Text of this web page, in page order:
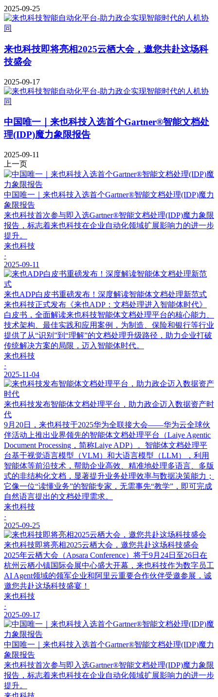
2025-09-25
来也科技即将亮相2025云栖大会，邀您共赴这场科
技盛会
2025-09-17
中国唯一｜来也科技入选首个Gartner®智能文档处
理(IDP)魔力象限报告
2025-09-11
上一页
中国唯一｜来也科技入选首个Gartner®智能文档处理(IDP)魔力
象限报告
来也科技首次参与即入选Gartner®智能文档处理(IDP)魔力象限
报告，标志着来也科技在企业自动化领域扩展影响力的进一步
提升。
来也科技
·
2025-09-11
来也ADP白皮书重磅发布！深度解读智能体文档处理新范式
来也科技正式发布《来也ADP：文档处理进入智能体时代》
白皮书，全面解读来也科技智能体文档处理平台的核心能力、
技术架构、最佳实践和应用案例，为制造、保险和银行等行业
提供了从“识别”到“理解”的文档处理升级路径，助力企业打破
传统解决方案的局限，迈入智能体时代。
来也科技
·
2025-11-04
来也科技发布智能体文档处理平台，助力政企迈入数据资产时
代
9月20日，来也科技于2025华为全联接大会——华为云全球伙
伴活动上推出业界领先的智能体文档处理平台（Laiye Agentic
Document Processing，简称Laiye ADP）。智能体文档处理平
台基于视觉语言模型（VLM）和大语言模型（LLM），利用
智能体等前沿技术，帮助企业高效、精准地处理多语言、多版
式的非结构化文档，显著提升业务处理效率与数据决策能力；
它像一位“读懂业务”的智能专家，无需事先“教学”，即可完成
自然语言提出的文档处理需求。
来也科技
·
2025-09-25
来也科技即将亮相2025云栖大会，邀您共赴这场科技盛会
2025年云栖大会（Apsara Conference）将于9月24日至26日在
杭州云栖小镇国际会展中心盛大开幕，来也科技作为数字员工
AI Agent领域的领军企业和阿里云重要合作伙伴受邀参展，诚
邀您共赴这场科技盛宴！
来也科技
·
2025-09-17
中国唯一｜来也科技入选首个Gartner®智能文档处理(IDP)魔力
象限报告
来也科技首次参与即入选Gartner®智能文档处理(IDP)魔力象限
报告，标志着来也科技在企业自动化领域扩展影响力的进一步
提升。